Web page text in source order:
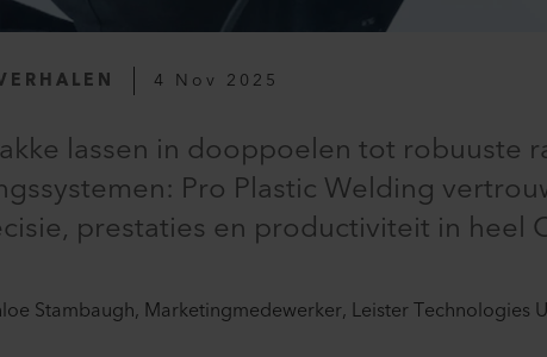
4 Nov 2025
lassen in dooppoelen tot robuuste
Pro Plastic Welding
prestaties en productiviteit in heel
Stambaugh, Marketingmedewerker, Leister Technologies